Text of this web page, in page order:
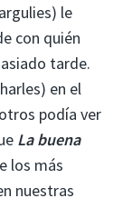
le
con quién
tarde.
en el
podía ver
La buena
los más
nuestras